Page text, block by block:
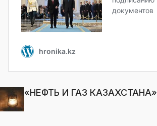
«НЕФТЬ И ГАЗ КАЗАХСТАНА»